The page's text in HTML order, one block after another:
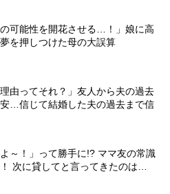
の可能性を開花させる…！」娘に高
を押しつけた母の大誤算
理由ってそれ？」友人から夫の過去
…信じて結婚した夫の過去まで信
よ～！」って勝手に!? ママ友の常識
次に貸してと言ってきたのは…